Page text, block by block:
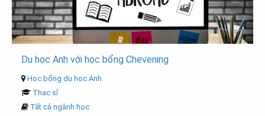
Du học Anh với học bổng Chevening
Học bổng du học Anh
Thạc sĩ
Tất cả ngành học